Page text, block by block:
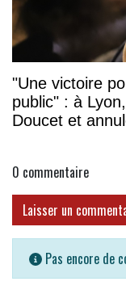
"Une victoire
public" : à
Doucet et
0 commentaire
Laisser un
Pas encore de